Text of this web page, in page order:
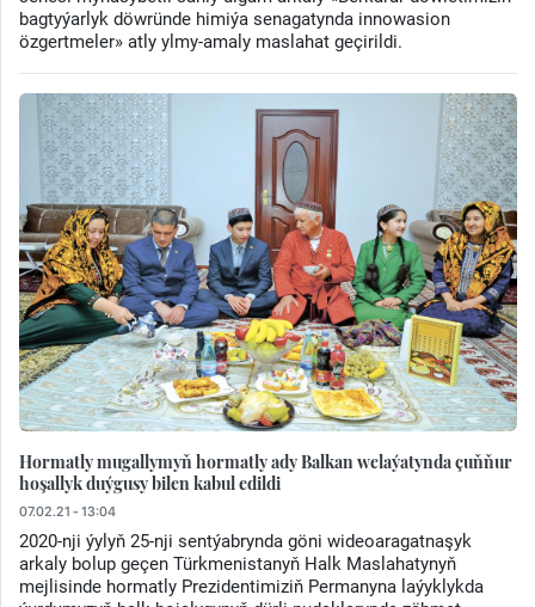
bagtyýarlyk döwründe himiýa senagatynda innowasion
özgertmeler» atly ylmy-amaly maslahat geçirildi.
Hormatly mugallymyň hormatly ady Balkan welaýatynda çuňňur
hoşallyk duýgusy bilen kabul edildi
07.02.21 - 13:04
2020-nji ýylyň 25-nji sentýabrynda göni wideoaragatnaşyk
arkaly bolup geçen Türkmenistanyň Halk Maslahatynyň
mejlisinde hormatly Prezidentimiziň Permanyna laýyklykda